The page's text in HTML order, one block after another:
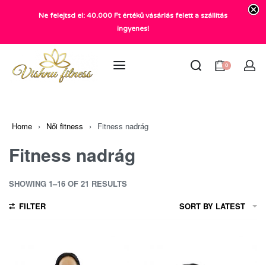
+36 20 372 2969
info@vishnu.hu
0
Home › Női fitness › Fitness nadrág
Fitness nadrág
SHOWING 1–16 OF 21 RESULTS
FILTER
SORT BY LATEST
Ne felejtsd el: 40.000 Ft értékű vásárlás felett a szállítás
ingyenes!